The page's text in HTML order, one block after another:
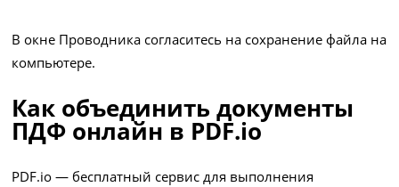
В окне Проводника согласитесь на сохранение файла на
компьютере.
Как объединить документы
ПДФ онлайн в PDF.io
PDF.io — бесплатный сервис для выполнения